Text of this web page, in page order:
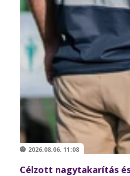
2026.08.06. 11:08
Célzott nagytakarítás